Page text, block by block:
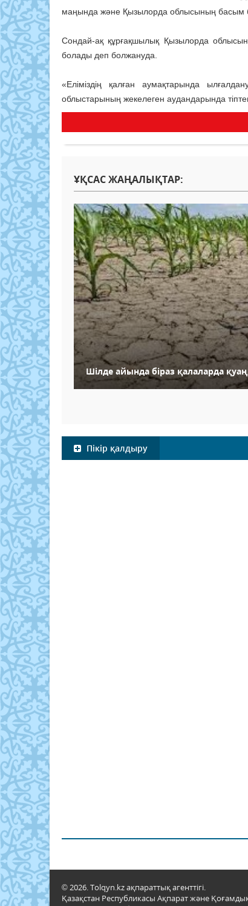
маңында және Қызылорда облысының басым
Сондай-ақ құрғақшылық Қызылорда
болады деп болжануда.
«Еліміздің қалған аумақтарында
облыстарының жекелеген аудандарында
ҰҚСАС ЖАҢАЛЫҚТАР:
Шілде айында біраз қалаларда
Пікір қалдыру
© 2026. Tolqyn.kz ақпараттық агенттігі.
Қазақстан Республикасы Ақпарат және Қоғамдық